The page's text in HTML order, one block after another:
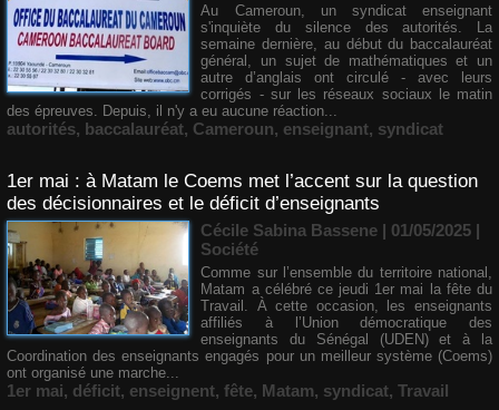
Au Cameroun, un syndicat enseignant
s'inquiète du silence des autorités. La
semaine dernière, au début du baccalauréat
général, un sujet de mathématiques et un
autre d’anglais ont circulé - avec leurs
corrigés - sur les réseaux sociaux le matin
des épreuves. Depuis, il n'y a eu aucune réaction...
autorités, baccalauréat, Cameroun, enseignant, syndicat
1er mai : à Matam le Coems met l’accent sur la question
des décisionnaires et le déficit d’enseignants
Cécile Sabina Bassene | 01/05/2025 |
Société
Comme sur l’ensemble du territoire national,
Matam a célébré ce jeudi 1er mai la fête du
Travail. À cette occasion, les enseignants
affiliés à l’Union démocratique des
enseignants du Sénégal (UDEN) et à la
Coordination des enseignants engagés pour un meilleur système (Coems)
ont organisé une marche...
1er mai, déficit, enseignent, fête, Matam, syndicat, Travail